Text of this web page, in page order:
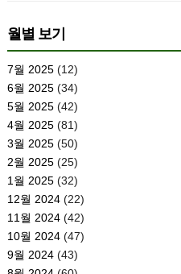
월별 보기
7월 2025(12)
6월 2025(34)
5월 2025(42)
4월 2025(81)
3월 2025(50)
2월 2025(25)
1월 2025(32)
12월 2024(22)
11월 2024(42)
10월 2024(47)
9월 2024(43)